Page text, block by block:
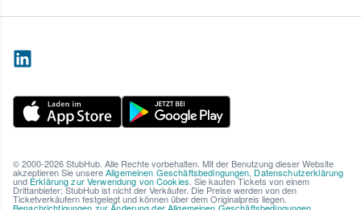
© 2000-2026 StubHub. Alle Rechte vorbehalten. Mit der Benutzung dieser Website
akzeptieren Sie unsereAllgemeinen Geschäftsbedingungen Datenschutzerklärung
und Erklärung zur Verwendung von Cookies . Sie kaufen Tickets von einem
Drittanbieter; StubHub ist nicht der Verkäufer. Die Preise werden von den
Ticketverkäufern festgelegt und können über dem Originalpreis liegen.